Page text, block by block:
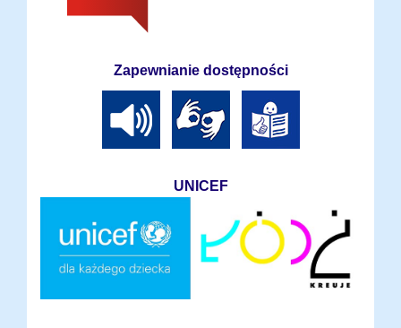
Zapewnianie dostępności
UNICEF